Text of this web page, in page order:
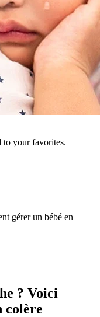
to your favorites.
gérer un bébé en
? Voici
colère